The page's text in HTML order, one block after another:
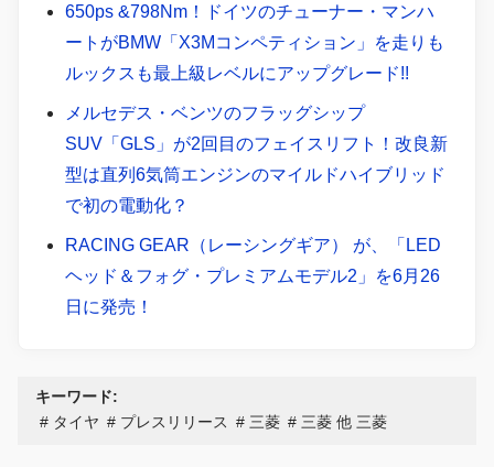
650ps &798Nm！ドイツのチューナー・マンハ
ートがBMW「X3Mコンペティション」を走りも
ルックスも最上級レベルにアップグレード!!
メルセデス・ベンツのフラッグシップ
SUV「GLS」が2回目のフェイスリフト！改良新
型は直列6気筒エンジンのマイルドハイブリッド
で初の電動化？
RACING GEAR（レーシングギア） が、「LED
ヘッド＆フォグ・プレミアムモデル2」を6月26
日に発売！
キーワード:
タイヤ
プレスリリース 三菱 三菱 他 三菱